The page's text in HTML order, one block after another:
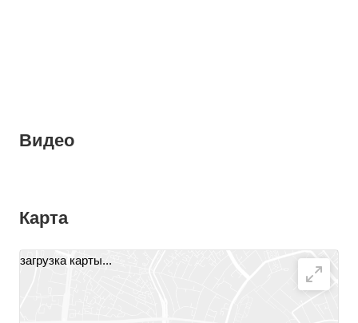
Видео
Карта
загрузка карты...